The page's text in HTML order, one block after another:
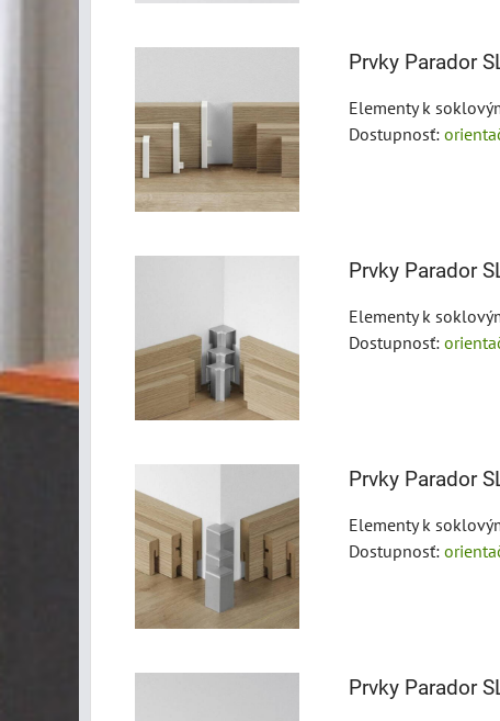
Prvky Parador
Elementy k
Dostupnosť:
Prvky Parador
Elementy k
Dostupnosť:
Prvky Parador
Elementy k
Dostupnosť:
Prvky Parador